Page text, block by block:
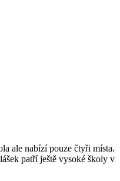
ale nabízí pouze čtyři místa.
patří ještě vysoké školy v